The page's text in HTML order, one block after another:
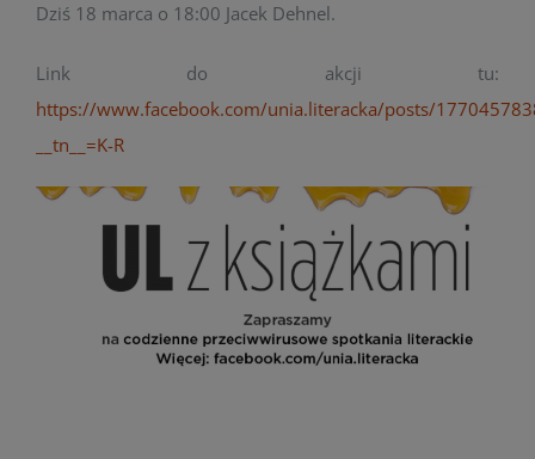
Dziś 18 marca o 18:00 Jacek Dehnel.
Link do akcji tu:
https://www.facebook.com/unia.literacka/posts/
__tn__=K-R